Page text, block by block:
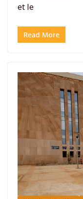
et le
Read More